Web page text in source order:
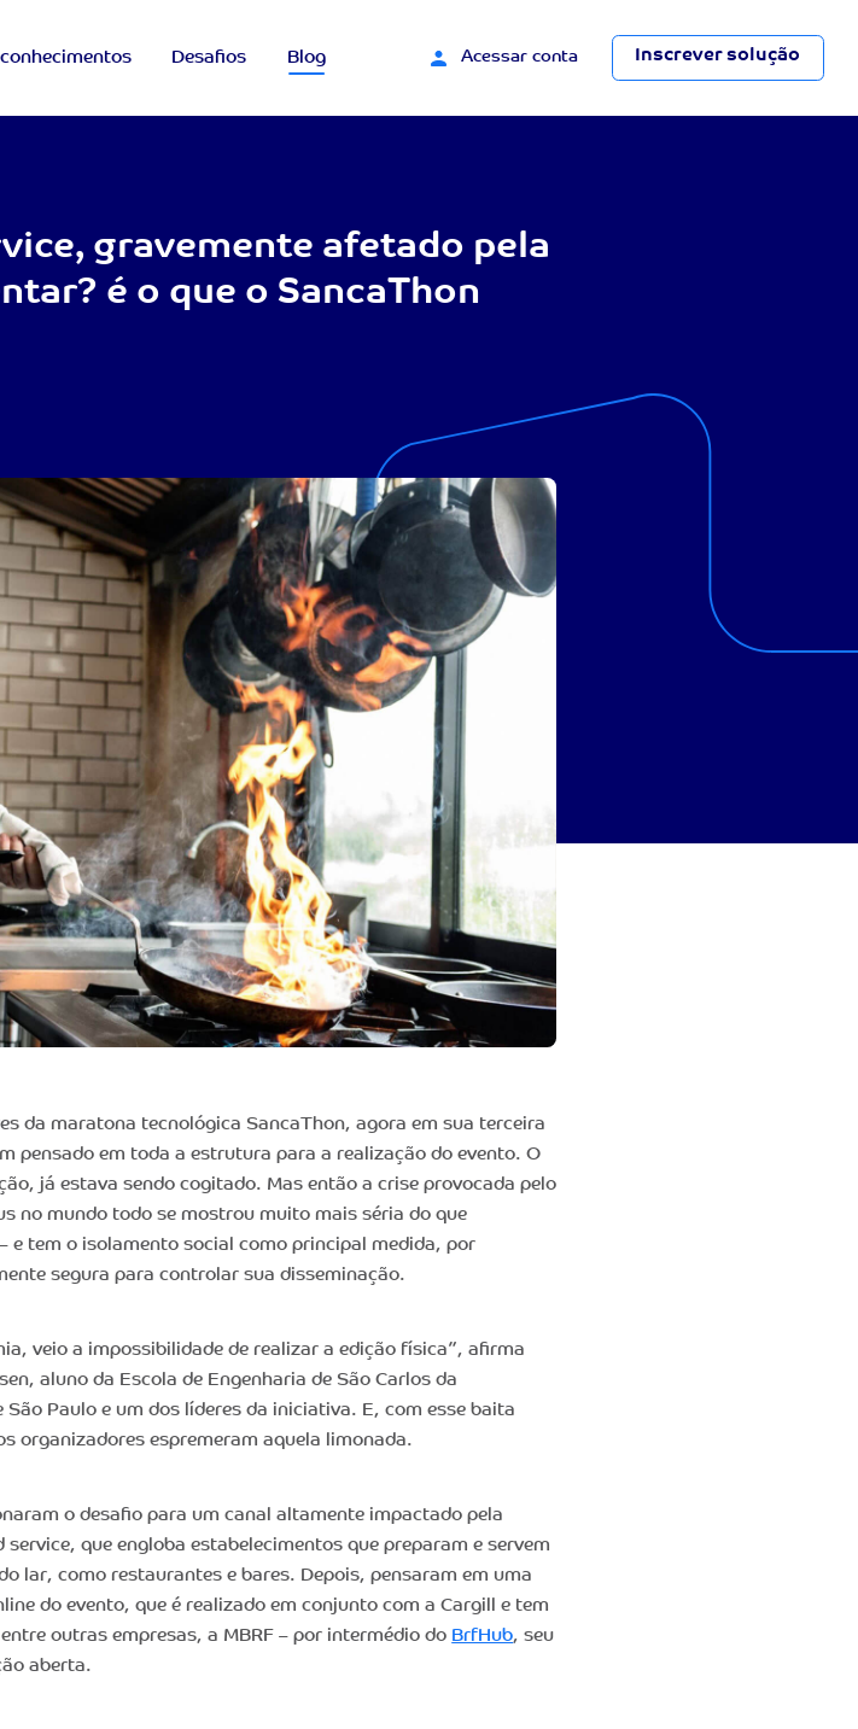
Desafios Blog Acessar conta Inscrever solução
gravemente afetado pela
é o que o SancaThon
da maratona tecnológica SancaThon, agora em sua terceira
pensado em toda a estrutura para a realização do evento. O
já estava sendo cogitado. Mas então a crise provocada pelo
no mundo todo se mostrou muito mais séria do que
e tem o isolamento social como principal medida, por
segura para controlar sua disseminação.
veio a impossibilidade de realizar a edição física”, afirma
aluno da Escola de Engenharia de São Carlos da
São Paulo e um dos líderes da iniciativa. E, com esse baita
organizadores espremeram aquela limonada.
o desafio para um canal altamente impactado pela
service, que engloba estabelecimentos que preparam e servem
lar, como restaurantes e bares. Depois, pensaram em uma
do evento, que é realizado em conjunto com a Cargill e tem
outras empresas, a MBRF – por intermédio do BrfHub, seu
aberta.